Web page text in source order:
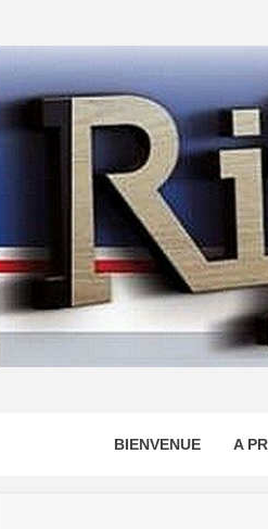
BIENVENUE A